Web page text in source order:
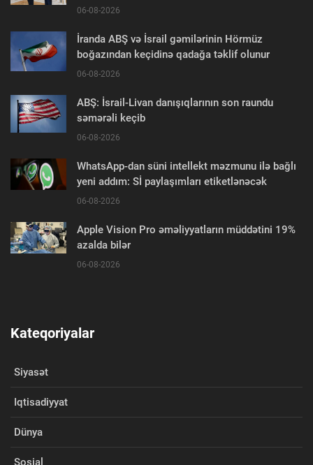
06-08-2026
İranda ABŞ və İsrail gəmilərinin Hörmüz
boğazından keçidinə qadağa təklif olunur
06-08-2026
ABŞ: İsrail-Livan danışıqlarının son raundu
səmərəli keçib
06-08-2026
WhatsApp-dan süni intellekt məzmunu ilə bağlı
yeni addım: Sİ paylaşımları etiketlənəcək
06-08-2026
Apple Vision Pro əməliyyatların müddətini 19%
azalda bilər
06-08-2026
Kateqoriyalar
Siyasət
Iqtisadiyyat
Dünya
Sosial